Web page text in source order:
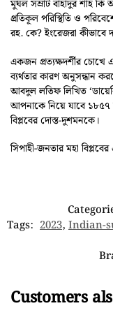
মুঘল সম্রাট বাহাদুর শাহ
প্রতিকূল পরিস্থিতি ও
রহ. কে? ইংরেজরা কীভাবে
একজন প্রত্যক্ষদর্শীর চোখে
ব্যর্থতার কারণ অনুসন্ধান
আবদুল লতিফ লিখিত
আপনাকে নিয়ে যাবে ১৮৫৭
বিপ্লবের দোস্ত-দুশমনকে।
সিপাহী-জনতার মহা
Tags: 2023, Indian-
Customers